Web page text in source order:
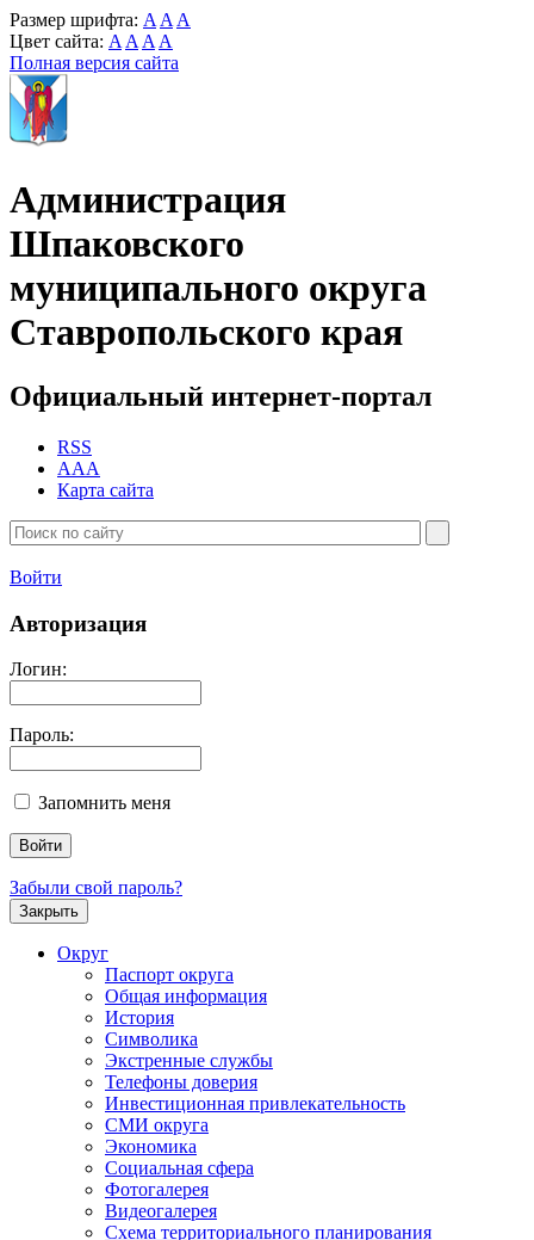
Размер шрифта: A A A
Цвет сайта: A A A A
Полная версия сайта
Администрация
Шпаковского
муниципального округа
Ставропольского края
Официальный интернет-портал
RSS
AAA
Карта сайта
Войти
Авторизация
Логин:
Пароль:
Запомнить меня
Забыли свой пароль?
Закрыть
Округ
Паспорт округа
Общая информация
История
Символика
Экстренные службы
Телефоны доверия
Инвестиционная привлекательность
СМИ округа
Экономика
Социальная сфера
Фотогалерея
Видеогалерея
Схема территориального планирования